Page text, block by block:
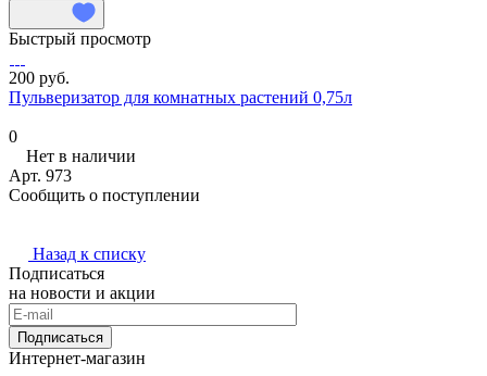
Быстрый просмотр
200 руб.
Пульверизатор для комнатных растений 0,75л
0
Нет в наличии
Арт. 973
Сообщить о поступлении
Назад к списку
Подписаться
на новости и акции
Подписаться
Интернет-магазин